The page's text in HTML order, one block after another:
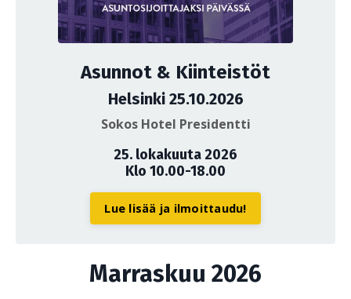
Asunnot & Kiinteistöt
Helsinki 25.10.2026
Sokos Hotel Presidentti
25. lokakuuta 2026
Klo 10.00-18.00
Lue lisää ja ilmoittaudu!
Marraskuu 2026